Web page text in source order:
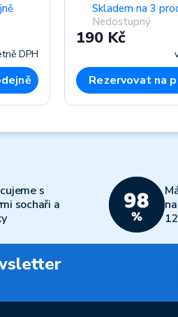
DPH
Skladem na 3
Nedostupný
190 Kč
Rezervovat na
s
sochaři a